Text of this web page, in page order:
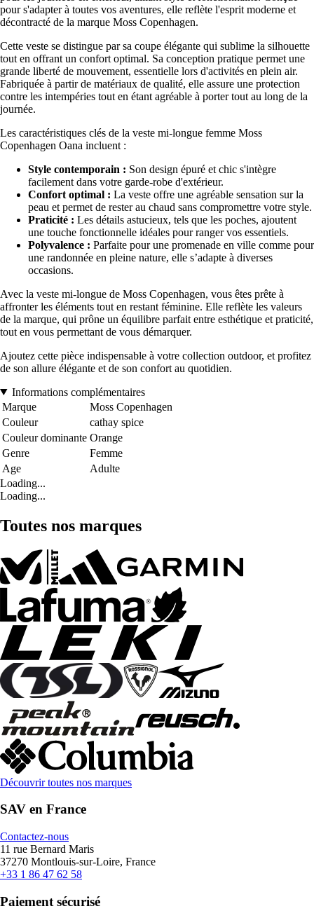
pour s'adapter à toutes vos aventures, elle reflète l'esprit moderne et
décontracté de la marque Moss Copenhagen.
Cette veste se distingue par sa coupe élégante qui sublime la silhouette
tout en offrant un confort optimal. Sa conception pratique permet une
grande liberté de mouvement, essentielle lors d'activités en plein air.
Fabriquée à partir de matériaux de qualité, elle assure une protection
contre les intempéries tout en étant agréable à porter tout au long de la
journée.
Les caractéristiques clés de la veste mi-longue femme Moss
Copenhagen Oana incluent :
Style contemporain : Son design épuré et chic s'intègre
facilement dans votre garde-robe d'extérieur.
Confort optimal : La veste offre une agréable sensation sur la
peau et permet de rester au chaud sans compromettre votre style.
Praticité : Les détails astucieux, tels que les poches, ajoutent
une touche fonctionnelle idéales pour ranger vos essentiels.
Polyvalence : Parfaite pour une promenade en ville comme pour
une randonnée en pleine nature, elle s’adapte à diverses
occasions.
Avec la veste mi-longue de Moss Copenhagen, vous êtes prête à
affronter les éléments tout en restant féminine. Elle reflète les valeurs
de la marque, qui prône un équilibre parfait entre esthétique et praticité,
tout en vous permettant de vous démarquer.
Ajoutez cette pièce indispensable à votre collection outdoor, et profitez
de son allure élégante et de son confort au quotidien.
Informations complémentaires
Marque
Moss Copenhagen
Couleur
cathay spice
Couleur dominante Orange
Genre
Femme
Age
Adulte
Loading...
Loading...
Toutes nos marques
Découvrir toutes nos marques
SAV en France
Contactez-nous
11 rue Bernard Maris
37270 Montlouis-sur-Loire, France
+33 1 86 47 62 58
Paiement sécurisé